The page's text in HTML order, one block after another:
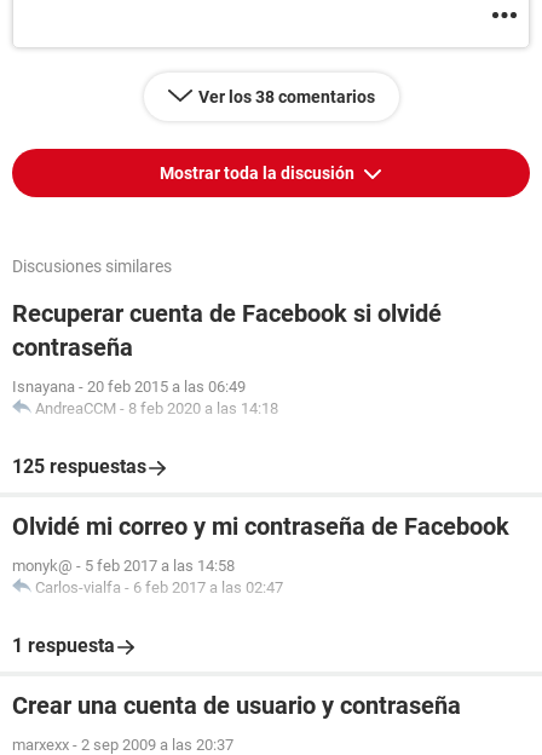
Ver los 38 comentarios
Mostrar toda la discusión
Discusiones similares
Recuperar cuenta de Facebook si olvidé
contraseña
Isnayana - 20 feb 2015 a las 06:49
AndreaCCM - 8 feb 2020 a las 14:18
125 respuestas
Olvidé mi correo y mi contraseña de Facebook
monyk@ - 5 feb 2017 a las 14:58
Carlos-vialfa - 6 feb 2017 a las 02:47
1 respuesta
Crear una cuenta de usuario y contraseña
marxexx - 2 sep 2009 a las 20:37